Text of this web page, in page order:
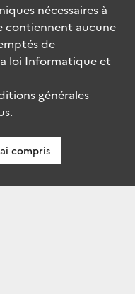
nécessaires à
contiennent aucune
de
loi Informatique et
générales
compris